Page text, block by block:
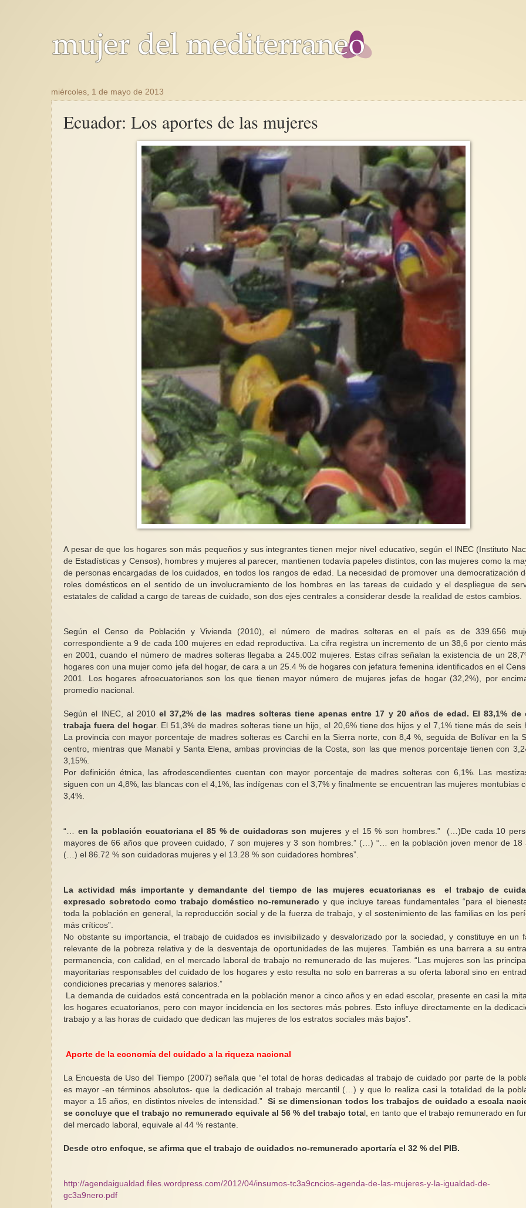
miércoles, 1 de mayo de 2013
Ecuador: Los aportes de las mujeres
A pesar de que los hogares son más pequeños y sus integrantes tienen mejor nivel educativo, según el INEC (Instituto
de Estadísticas y Censos), hombres y mujeres al parecer, mantienen todavía papeles distintos, con las mujeres como la
de personas encargadas de los cuidados, en todos los rangos de edad. La necesidad de promover una democratización
roles domésticos en el sentido de un involucramiento de los hombres en las tareas de cuidado y el despliegue de
estatales de calidad a cargo de tareas de cuidado, son dos ejes centrales a considerar desde la realidad de estos cambios.
Según el Censo de Población y Vivienda (2010), el número de madres solteras en el país es de 339.656
correspondiente a 9 de cada 100 mujeres en edad reproductiva. La cifra registra un incremento de un 38,6 por ciento
en 2001, cuando el número de madres solteras llegaba a 245.002 mujeres. Estas cifras señalan la existencia de un
hogares con una mujer como jefa del hogar, de cara a un 25.4 % de hogares con jefatura femenina identificados en el
2001. Los hogares afroecuatorianos son los que tienen mayor número de mujeres jefas de hogar (32,2%), por
promedio nacional.
Según el INEC, al 2010 el 37,2% de las madres solteras tiene apenas entre 17 y 20 años de edad. El 83,1% de
trabaja fuera del hogar. El 51,3% de madres solteras tiene un hijo, el 20,6% tiene dos hijos y el 7,1% tiene más de seis
La provincia con mayor porcentaje de madres solteras es Carchi en la Sierra norte, con 8,4 %, seguida de Bolívar en la
centro, mientras que Manabí y Santa Elena, ambas provincias de la Costa, son las que menos porcentaje tienen con
3,15%.
Por definición étnica, las afrodescendientes cuentan con mayor porcentaje de madres solteras con 6,1%. Las
siguen con un 4,8%, las blancas con el 4,1%, las indígenas con el 3,7% y finalmente se encuentran las mujeres montubias
3,4%.
“… en la población ecuatoriana el 85 % de cuidadoras son mujeres y el 15 % son hombres.” (…)De cada 10
mayores de 66 años que proveen cuidado, 7 son mujeres y 3 son hombres.” (…) “… en la población joven menor de 18
(…) el 86.72 % son cuidadoras mujeres y el 13.28 % son cuidadores hombres”.
La actividad más importante y demandante del tiempo de las mujeres ecuatorianas es el trabajo de
expresado sobretodo como trabajo doméstico no-remunerado y que incluye tareas fundamentales “para el
toda la población en general, la reproducción social y de la fuerza de trabajo, y el sostenimiento de las familias en los
más críticos”.
No obstante su importancia, el trabajo de cuidados es invisibilizado y desvalorizado por la sociedad, y constituye en un
relevante de la pobreza relativa y de la desventaja de oportunidades de las mujeres. También es una barrera a su
permanencia, con calidad, en el mercado laboral de trabajo no remunerado de las mujeres. “Las mujeres son las
mayoritarias responsables del cuidado de los hogares y esto resulta no solo en barreras a su oferta laboral sino en
condiciones precarias y menores salarios.”
La demanda de cuidados está concentrada en la población menor a cinco años y en edad escolar, presente en casi la
los hogares ecuatorianos, pero con mayor incidencia en los sectores más pobres. Esto influye directamente en la
trabajo y a las horas de cuidado que dedican las mujeres de los estratos sociales más bajos”.
Aporte de la economía del cuidado a la riqueza nacional
La Encuesta de Uso del Tiempo (2007) señala que “el total de horas dedicadas al trabajo de cuidado por parte de la
es mayor -en términos absolutos- que la dedicación al trabajo mercantil (…) y que lo realiza casi la totalidad de la
mayor a 15 años, en distintos niveles de intensidad.” Si se dimensionan todos los trabajos de cuidado a escala
se concluye que el trabajo no remunerado equivale al 56 % del trabajo total, en tanto que el trabajo remunerado en
del mercado laboral, equivale al 44 % restante.
Desde otro enfoque, se afirma que el trabajo de cuidados no-remunerado aportaría el 32 % del PIB.
http://agendaigualdad.files.wordpress.com/2012/04/insumos-tc3a9cncios-agenda-de-las-mujeres-y-la-igualdad-de-
gc3a9nero.pdf
14 noviembre de 1917: La Noche
La Noche del Terror fue un
evento brutal ocurrido el 14 de
noviembre de 1917 en la...
Masculinidad,
construcción del
Después de la
llamada “Ley del Sí
España, este